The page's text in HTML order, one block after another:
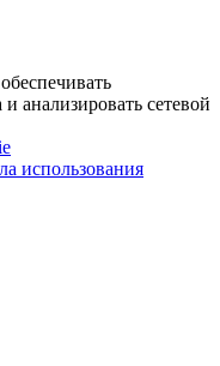
анализировать сетевой
использования